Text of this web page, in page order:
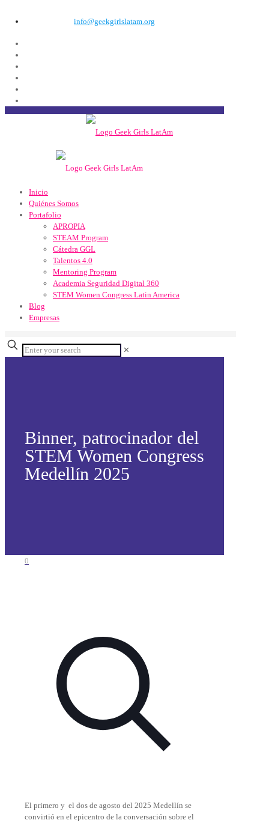
info@geekgirlslatam.org
Inicio
Quiénes Somos
Portafolio
APROPIA
STEAM Program
Cátedra GGL
Talentos 4.0
Mentoring Program
Academia Seguridad Digital 360
STEM Women Congress Latin America
Blog
Empresas
✕
Binner, patrocinador del
STEM Women Congress
Medellín 2025
0
El primero y el dos de agosto del 2025 Medellín se
convirtió en el epicentro de la conversación sobre el